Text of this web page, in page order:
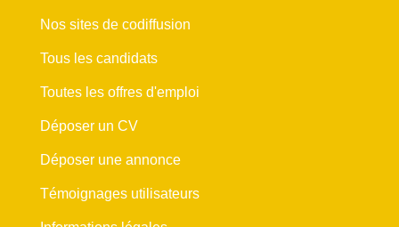
Nos sites de codiffusion
Tous les candidats
Toutes les offres d'emploi
Déposer un CV
Déposer une annonce
Témoignages utilisateurs